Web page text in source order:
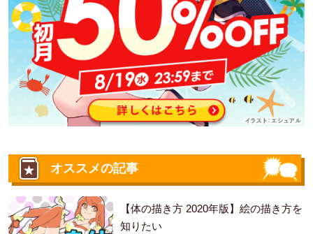
オススメの記事
【体の描き方 2020年版】絵の描き方を
知りたい